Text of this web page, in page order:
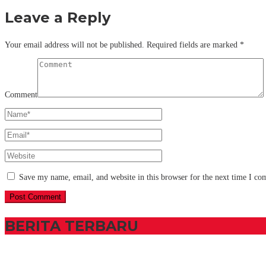
Leave a Reply
Your email address will not be published. Required fields are marked *
Comment
Save my name, email, and website in this browser for the next time I
BERITA TERBARU